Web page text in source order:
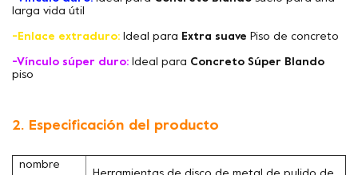
larga vida útil
-Enlace extraduro: Ideal para Extra suave Piso de concreto
-Vínculo súper duro: Ideal para Concreto Súper Blando
piso
2. Especificación del producto
nombre